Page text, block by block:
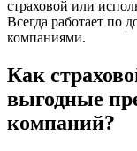
страховой или
Всегда работает по
компаниями.
Как
выгодные
компаний?